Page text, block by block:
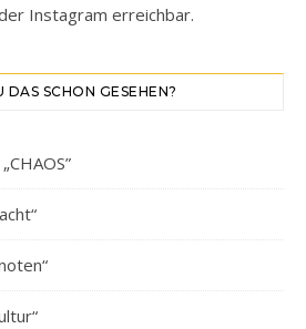
Instagram erreichbar.
DAS SCHON GESEHEN?